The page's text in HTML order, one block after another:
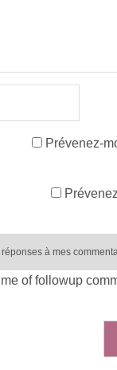
Prévenez-
of followup